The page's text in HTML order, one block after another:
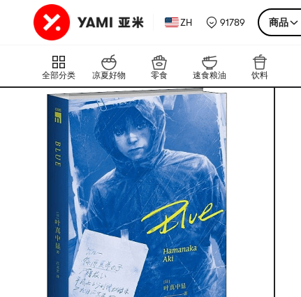
ZH 91789 商品
全部分类 凉夏好物 零食 速食粮油 饮料